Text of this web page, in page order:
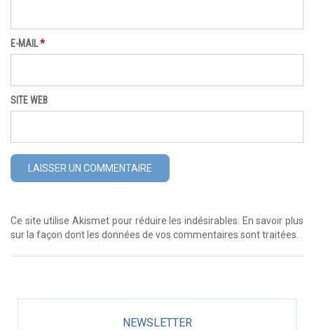
E-MAIL*
SITE WEB
Ce site utilise Akismet pour réduire les indésirables.
En savoir plus
sur la façon dont les données de vos commentaires sont traitées
NEWSLETTER